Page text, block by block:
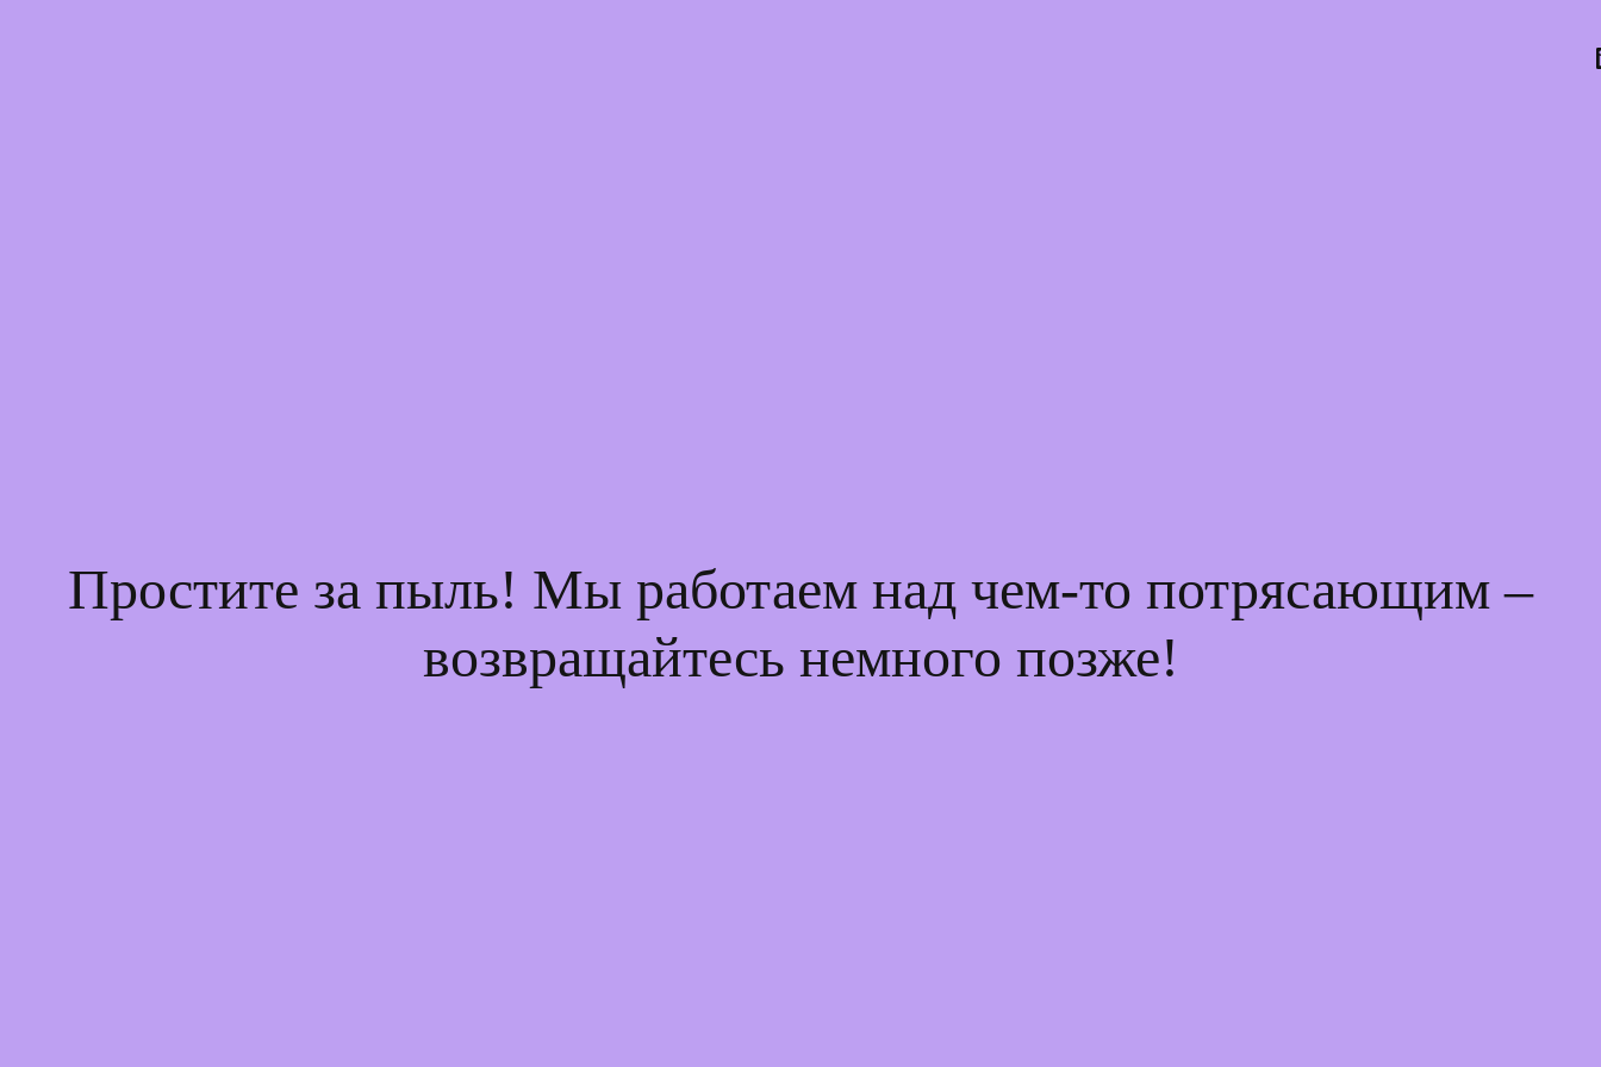
Простите за пыль! Мы работаем над чем-то потрясающим –
возвращайтесь немного позже!